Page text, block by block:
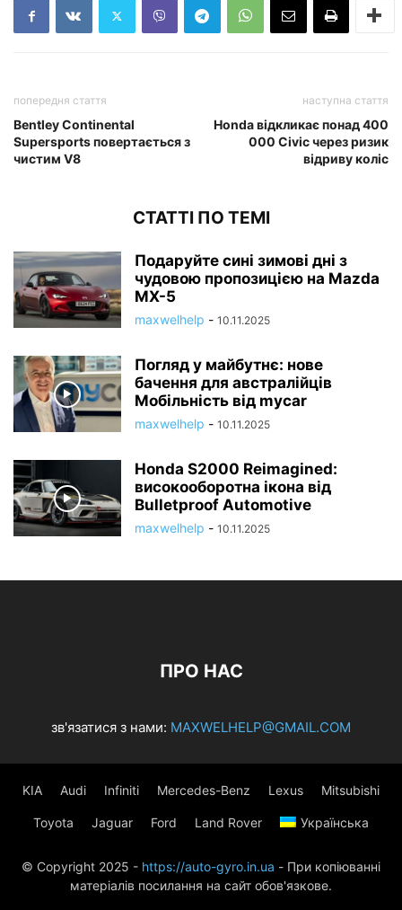
попередня стаття
Bentley Continental
Supersports повертається з
чистим V8
наступна стаття
Honda відкликає понад 400
000 Civic через ризик
відриву коліс
СТАТТІ ПО ТЕМІ
Подаруйте сині зимові дні з
чудовою пропозицією на Mazda
MX-5
maxwelhelp - 10.11.2025
Погляд у майбутнє: нове
бачення для австралійців
Мобільність від mycar
maxwelhelp - 10.11.2025
Honda S2000 Reimagined:
високооборотна ікона від
Bulletproof Automotive
maxwelhelp - 10.11.2025
ПРО НАС
зв'язатися з нами: MAXWELHELP@GMAIL.COM
KIA Audi Infiniti Mercedes-Benz Lexus Mitsubishi
Toyota Jaguar Ford Land Rover Українська
© Copyright 2025 - https://auto-gyro.in.ua - При копіюванні
матеріалів посилання на сайт обов'язкове.